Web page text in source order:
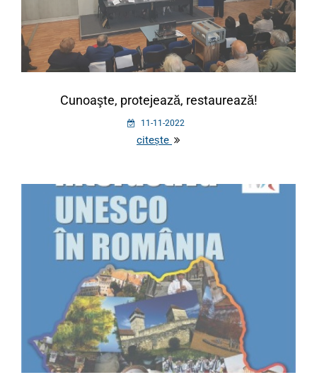
Cunoaşte, protejează, restaurează!
11-11-2022
citește